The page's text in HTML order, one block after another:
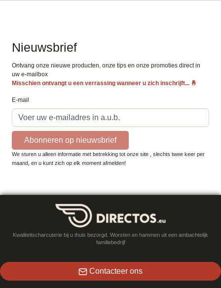
Nieuwsbrief
Ontvang onze nieuwe producten, onze tips en onze promoties direct in
uw e-mailbox
Misschien ontvangt u een verrassing wanneer u zich inschrijft... 🤞
E-mail
Abonneren op nieuwsbrief
We sturen u alleen informatie met betrekking tot onze site , slechts twee keer per
maand, en u kunt zich op elk moment afmelden!
Kwaliteitscharcuterie bij u thuis bezorgd. Worsten en hammen uit een ambachtelijk
familiebedrijf
Contacteer ons